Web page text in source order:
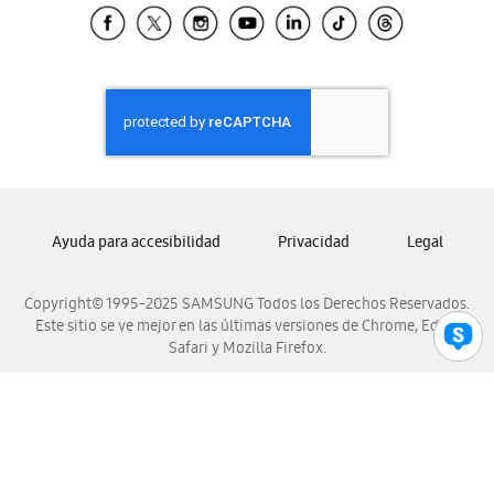
Samsung El Salvador
Samsung Honduras
Samsung Nicaragua
Samsung Panamá
Samsung Venezuela
Copyright© 1995-2025 SAMSUNG Todos los Derechos Reservados.
Este sitio se ve mejor en las últimas versiones de Chrome, Edge,
Safari y Mozilla Firefox.
Ayuda para accesibilidad Privacidad Legal